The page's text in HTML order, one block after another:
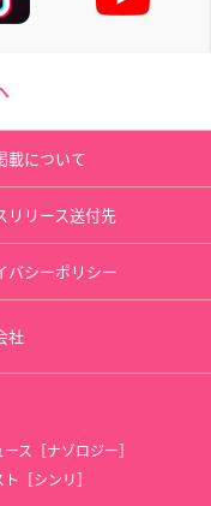
載について
リリース送付先
バシーポリシー
社
ス［ナゾロジー］
［シンリ］